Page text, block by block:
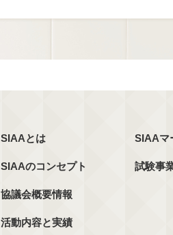
SIAAとは
SIAAのコンセプト
協議会概要情報
活動内容と実績
SIAAマ
試験事